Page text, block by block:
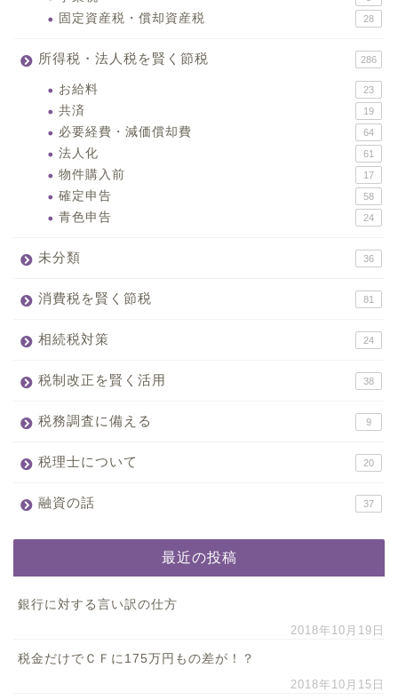
固定資産税・償却資産税 28
所得税・法人税を賢く節税 286
お給料 23
共済 19
必要経費・減価償却費 64
法人化 61
物件購入前 17
確定申告 58
青色申告 24
未分類 36
消費税を賢く節税 81
相続税対策 24
税制改正を賢く活用 38
税務調査に備える 9
税理士について 20
融資の話 37
最近の投稿
銀行に対する言い訳の仕方
2018年10月19日
税金だけでＣＦに175万円もの差が！？
2018年10月15日